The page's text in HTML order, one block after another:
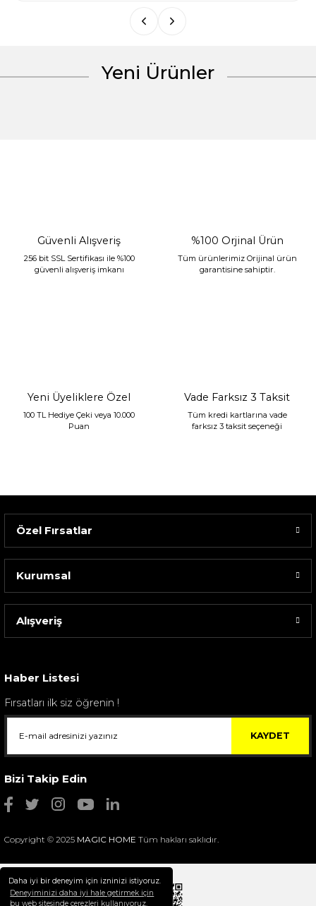
Daha iyi bir deneyim için izninizi istiyoruz.
Deneyiminizi daha iyi hale getirmek için
bu web sitesinde çerezleri kullanıyoruz.
Yeni Ürünler
Sarev Elfıda Flanel Nevresim Takımı Çift Kişili...
Güvenli Alışveriş
256 bit SSL Sertifikası ile %100
güvenli alışveriş imkanı
%100 Orjinal Ürün
Tüm ürünlerimiz Orijinal ürün
garantisine sahiptir.
Yeni Üyeliklere Özel
100 TL Hediye Çeki veya 10.000
Puan
Vade Farksız 3 Taksit
Tüm kredi kartlarına vade
farksız 3 taksit seçeneği
Özel Fırsatlar
Kurumsal
Alışveriş
Haber Listesi
Fırsatları ilk siz öğrenin !
KAYDET
Bizi Takip Edin
Copyright © 2025 MAGIC HOME Tüm hakları saklıdır.